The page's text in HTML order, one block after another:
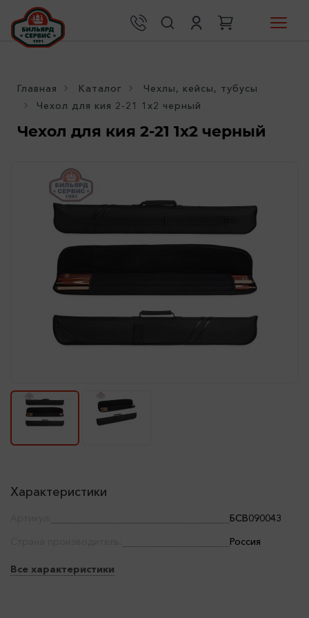
Главная Каталог
Чехлы, кейсы, тубусы
Чехол для кия 2-21 1х2 черный
Чехол для кия 2-21 1х2 черный
Характеристики
БСВ090043
Россия
Все характеристики